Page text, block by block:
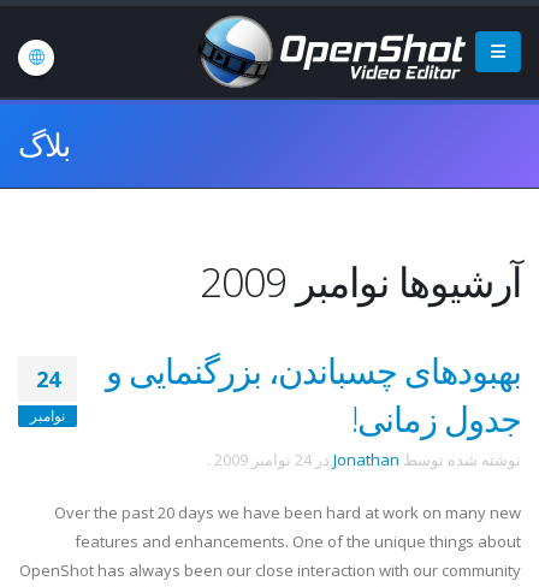
بلاگ
آرشیوها نوامبر 2009
24
نوامبر
بهبودهای چسباندن، بزرگنمایی و
جدول زمانی!
نوشته شده توسط Jonathan در 24 نوامبر 2009 .
Over the past 20 days we have been hard at work on many new
features and enhancements. One of the unique things about
OpenShot has always been our close interaction with our community